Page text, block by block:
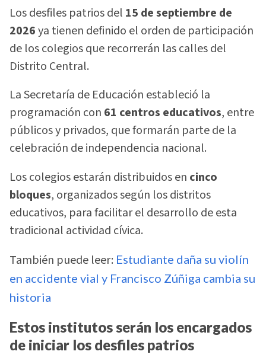
Los desfiles patrios del 15 de septiembre de
2026ya tienen definido el orden de participación
de los colegios que recorrerán las calles del
Distrito Central.
La Secretaría de Educación estableció la
programación con 61 centros educativos, entre
públicos y privados, que formarán parte de la
celebración de independencia nacional.
Los colegios estarán distribuidos en cinco
bloques, organizados según los distritos
educativos, para facilitar el desarrollo de esta
tradicional actividad cívica.
También puede leer: Estudiante daña su violín
en accidente vial y Francisco Zúñiga cambia su
historia
Estos institutos serán los encargados
de iniciar los desfiles patrios